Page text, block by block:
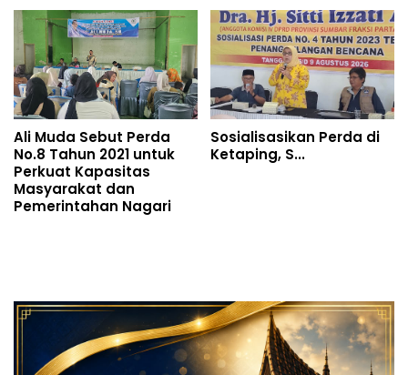
Ali Muda Sebut Perda
No.8 Tahun 2021 untuk
Perkuat Kapasitas
Masyarakat dan
Pemerintahan Nagari
Sosialisasikan Perda di
Ketaping, S...